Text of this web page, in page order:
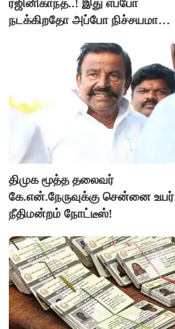
ரஜினிகாந்த்..! இது எப்போ
நடக்கிறதோ அப்போ நிச்சயமாக
ரஜினிகாந்த்..!
திமுக மூத்த தலைவர்
கே.என்.நேருவுக்கு சென்னை உயர்
நீதிமன்றம் நோட்டீஸ்!